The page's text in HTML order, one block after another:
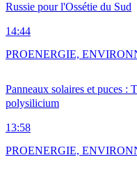
Russie pour l'Ossétie du Sud
14:44
Panneaux solaires et puces :
polysilicium
13:58
PROENERGIE,
PROENERGIE,